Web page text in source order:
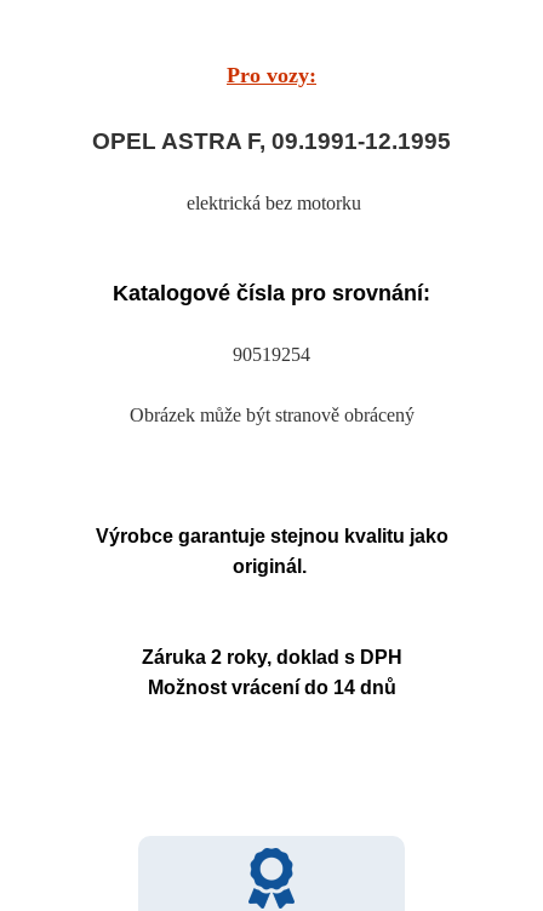
Pro vozy:
OPEL ASTRA F, 09.1991-12.1995
elektrická bez motorku
Katalogové čísla pro srovnání:
90519254
Obrázek může být stranově obrácený
Výrobce garantuje stejnou kvalitu jako
originál.
Záruka 2 roky, doklad s DPH
Možnost vrácení do 14 dnů